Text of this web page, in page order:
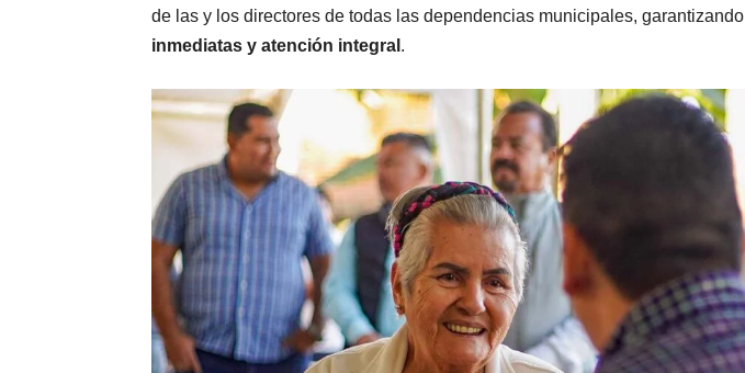
de las y los directores de todas las dependencias municipales, garantizando
inmediatas y atención integral .